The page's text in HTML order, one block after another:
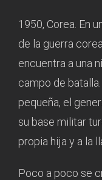
1950, Corea. En
de la guerra
encuentra a una
campo de
pequeña, el
su base militar
propia hija y a la
Poco a poco se